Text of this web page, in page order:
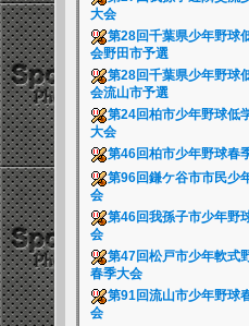
大会
第28回千葉県少年野球
会野田市予選
第28回千葉県少年野球
会流山市予選
第24回柏市少年野球低
大会
第46回柏市少年野球春
第96回鎌ケ谷市市民少
会
第46回我孫子市少年野
会
第47回松戸市少年軟式
春季大会
第91回流山市少年野球
会